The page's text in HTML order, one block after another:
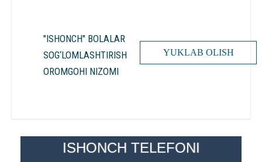
"ISHONCH" BOLALAR
SOG‘LOMLASHTIRISH
OROMGOHI NIZOMI
YUKLAB OLISH
ISHONCH TELEFONI